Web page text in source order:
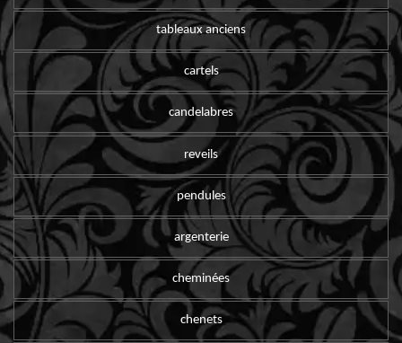
tableaux anciens
cartels
candelabres
reveils
pendules
argenterie
cheminées
chenets